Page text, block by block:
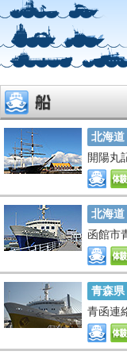
北海道
開陽丸
北海道
函館市
青森県
青函連